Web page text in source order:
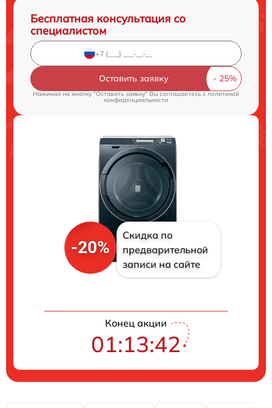
Бесплатная консультация со
специалистом
Оставить заявку
Нажимая на кнопку "Оставить заявку" Вы соглашаетесь cполитикой
конфиденциальности
-20%
Скидка по
предварительной
записи на сайте
Конец акции
01:13:41